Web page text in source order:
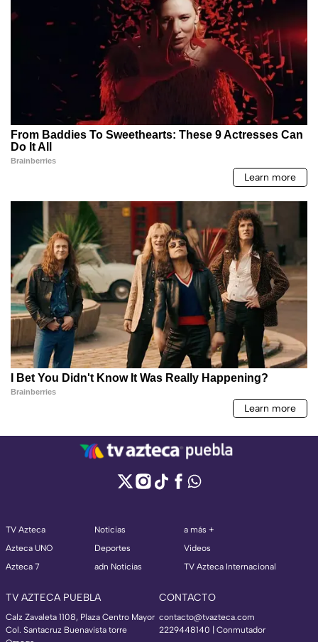
TV Azteca
Azteca UNO
Azteca 7
Noticias
Deportes
adn Noticias
a más +
Videos
TV Azteca Internacional
TV AZTECA PUEBLA
Calz Zavaleta 1108, Plaza Centro Mayor
Col. Santacruz Buenavista torre
CONTACTO
contacto@tvazteca.com
2229448140 | Conmutador